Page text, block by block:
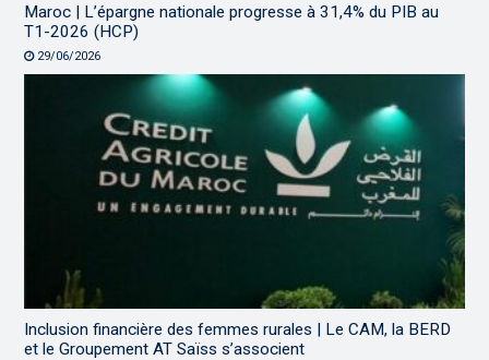
Maroc | L’épargne nationale progresse à 31,4% du PIB au
T1-2026 (HCP)
29/06/2026
Inclusion financière des femmes rurales | Le CAM, la BERD
et le Groupement AT Saïss s’associent